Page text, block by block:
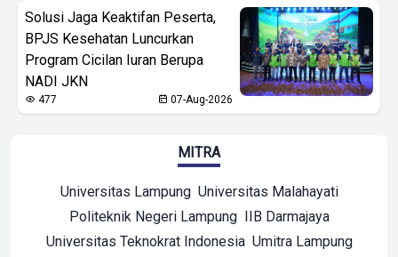
Solusi Jaga Keaktifan Peserta,
BPJS Kesehatan Luncurkan
Program Cicilan Iuran Berupa
NADI JKN
477 07-Aug-2026
MITRA
Universitas Lampung Universitas Malahayati
Politeknik Negeri Lampung IIB Darmajaya
Universitas Teknokrat Indonesia Umitra Lampung